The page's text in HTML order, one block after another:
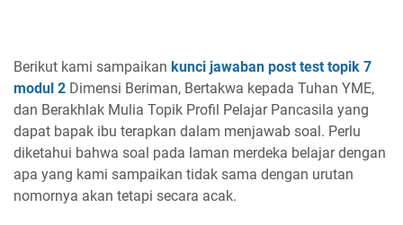
Berikut kami sampaikan kunci jawaban post test topik 7
modul 2 Dimensi Beriman, Bertakwa kepada Tuhan YME,
dan Berakhlak Mulia Topik Profil Pelajar Pancasila yang
dapat bapak ibu terapkan dalam menjawab soal. Perlu
diketahui bahwa soal pada laman merdeka belajar dengan
apa yang kami sampaikan tidak sama dengan urutan
nomornya akan tetapi secara acak.